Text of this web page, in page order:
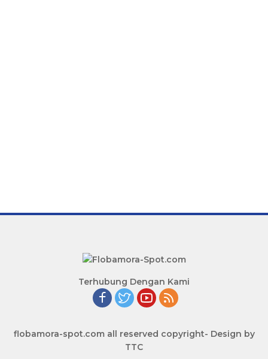
Terhubung Dengan Kami
flobamora-spot.com all reserved copyright- Design by
TTC